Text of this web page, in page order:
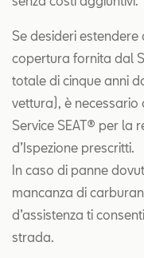
Se desideri estendere
copertura fornita dal
totale di cinque anni
vettura), è
Service SEAT® per la
d’Ispezione prescritti.
In caso di panne
mancanza di
d’assistenza ti
strada.